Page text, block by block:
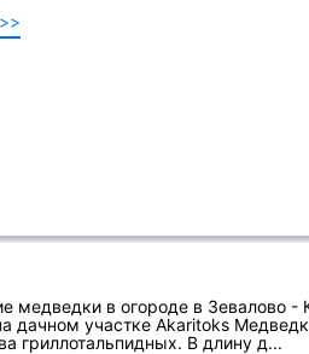
медведки в огороде в Зевалово -
дачном участке Akaritoks
гриллотальпидных. В длину д...